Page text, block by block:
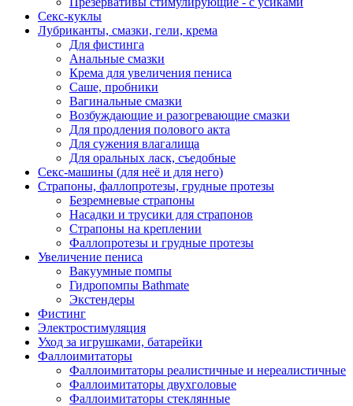
Секс-куклы
Лубриканты, смазки, гели, крема
Для фистинга
Анальные смазки
Крема для увеличения пениса
Саше, пробники
Вагинальные смазки
Возбуждающие и разогревающие смазки
Для продления полового акта
Для сужения влагалища
Для оральных ласк, съедобные
Секс-машины (для неё и для него)
Страпоны, фаллопротезы, грудные протезы
Безремневые страпоны
Насадки и трусики для страпонов
Страпоны на креплении
Фаллопротезы и грудные протезы
Увеличение пениса
Вакуумные помпы
Гидропомпы Bathmate
Экстендеры
Фистинг
Электростимуляция
Уход за игрушками, батарейки
Фаллоимитаторы
Фаллоимитаторы реалистичные и нереалистичные
Фаллоимитаторы двухголовые
Фаллоимитаторы стеклянные